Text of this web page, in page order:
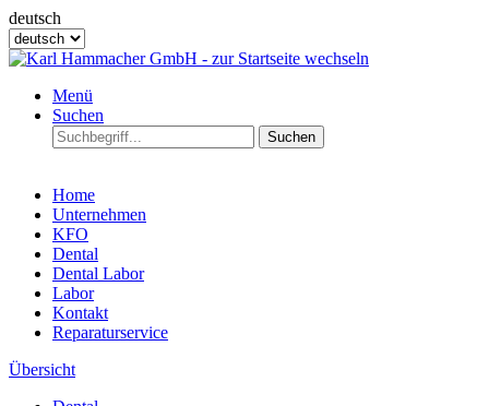
deutsch
Menü
Suchen
Suchen
Home
Unternehmen
KFO
Dental
Dental Labor
Labor
Kontakt
Reparaturservice
Übersicht